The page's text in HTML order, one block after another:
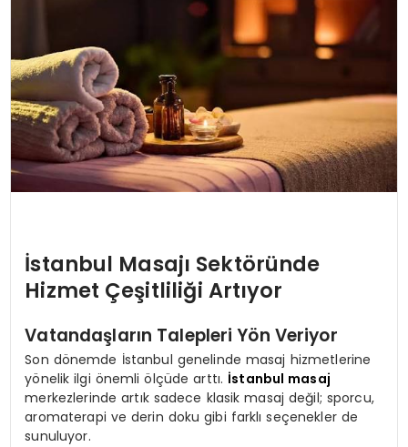
İstanbul Masajı Sektöründe
Hizmet Çeşitliliği Artıyor
Vatandaşların Talepleri Yön Veriyor
Son dönemde İstanbul genelinde masaj hizmetlerine
yönelik ilgi önemli ölçüde arttı. İstanbul masaj
merkezlerinde artık sadece klasik masaj değil; sporcu,
aromaterapi ve derin doku gibi farklı seçenekler de
sunuluyor.